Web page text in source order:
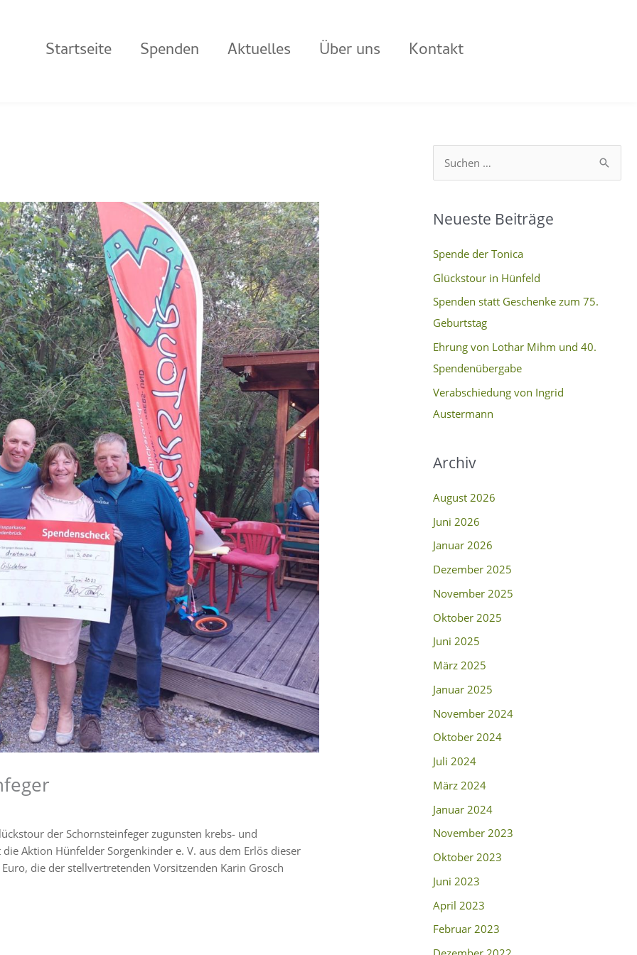
Startseite Spenden Aktuelles Über uns Kontakt
der Schornsteinfeger zugunsten krebs- und
Aktion Hünfelder Sorgenkinder e. V. aus dem Erlös dieser
die der stellvertretenden Vorsitzenden Karin Grosch
h
e
n
Neueste Beiträge
Spende der Tonica
Glückstour in Hünfeld
Spenden statt Geschenke zum 75.
Geburtstag
Ehrung von Lothar Mihm und 40.
Spendenübergabe
Verabschiedung von Ingrid
Austermann
Archiv
August 2026
Juni 2026
Januar 2026
Dezember 2025
November 2025
Oktober 2025
Juni 2025
März 2025
Januar 2025
November 2024
Oktober 2024
Juli 2024
März 2024
Januar 2024
November 2023
Oktober 2023
Juni 2023
April 2023
Februar 2023